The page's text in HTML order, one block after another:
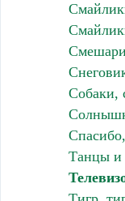
Собаки,
Танцы и